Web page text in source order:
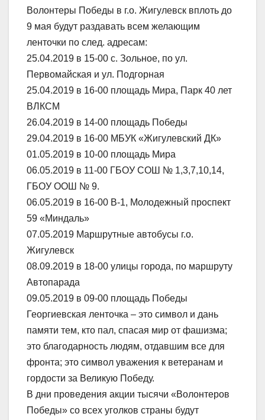
Волонтеры Победы в г.о. Жигулевск вплоть до
9 мая будут раздавать всем желающим
ленточки по след. адресам:
25.04.2019 в 15-00 с. Зольное, по ул.
Первомайская и ул. Подгорная
25.04.2019 в 16-00 площадь Мира, Парк 40 лет
ВЛКСМ
26.04.2019 в 14-00 площадь Победы
29.04.2019 в 16-00 МБУК «Жигулевский ДК»
01.05.2019 в 10-00 площадь Мира
06.05.2019 в 11-00 ГБОУ СОШ № 1,3,7,10,14,
ГБОУ ООШ № 9.
06.05.2019 в 16-00 В-1, Молодежный проспект
59 «Миндаль»
07.05.2019 Маршрутные автобусы г.о.
Жигулевск
08.09.2019 в 18-00 улицы города, по маршруту
Автопарада
09.05.2019 в 09-00 площадь Победы
Георгиевская ленточка – это символ и дань
памяти тем, кто пал, спасая мир от фашизма;
это благодарность людям, отдавшим все для
фронта; это символ уважения к ветеранам и
гордости за Великую Победу.
В дни проведения акции тысячи «Волонтеров
Победы» со всех уголков страны будут